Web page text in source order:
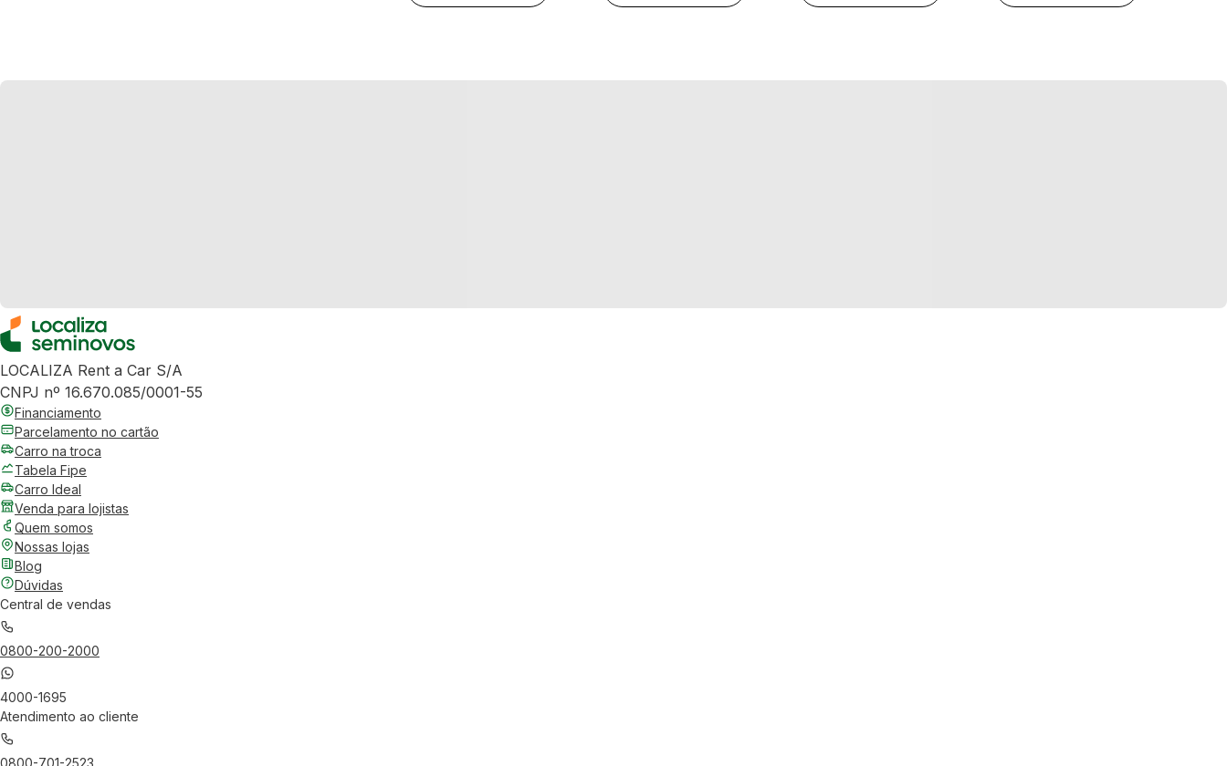
LOCALIZA Rent a Car S/A
CNPJ nº 16.670.085/0001-55
Financiamento
Parcelamento no cartão
Carro na troca
Tabela Fipe
Carro Ideal
Venda para lojistas
Quem somos
Nossas lojas
Blog
Dúvidas
Central de vendas
0800-200-2000
4000-1695
Atendimento ao cliente
0800-701-2523